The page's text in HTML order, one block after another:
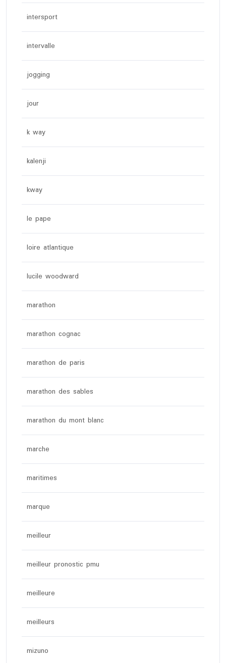
intersport
intervalle
jogging
jour
k way
kalenji
kway
le pape
loire atlantique
lucile woodward
marathon
marathon cognac
marathon de paris
marathon des sables
marathon du mont blanc
marche
maritimes
marque
meilleur
meilleur pronostic pmu
meilleure
meilleurs
mizuno